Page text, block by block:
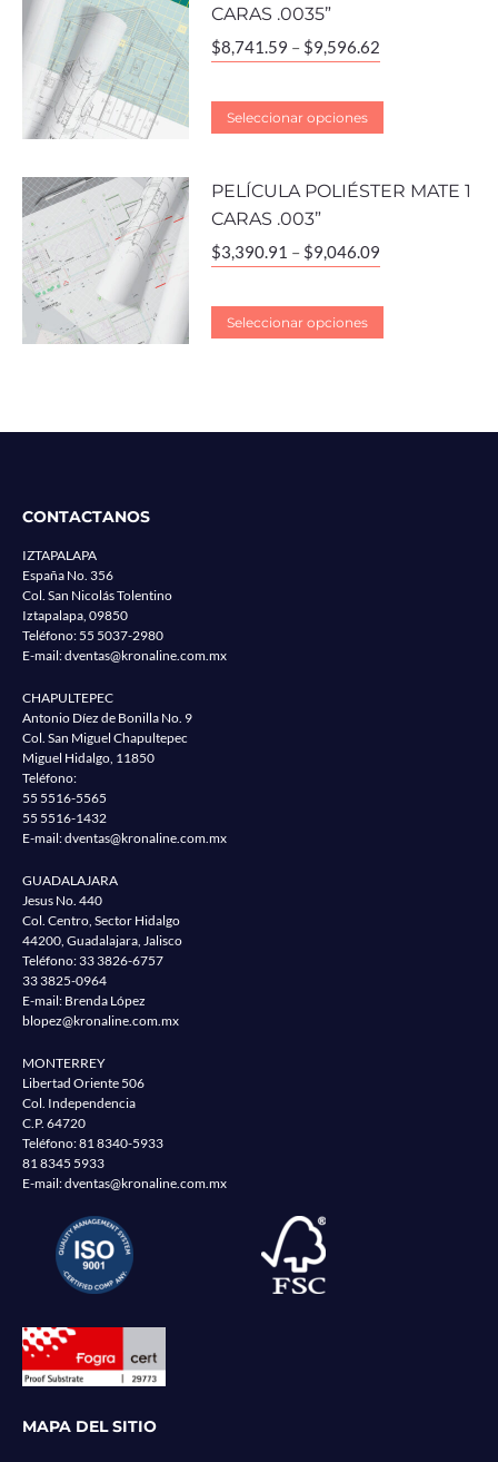
CARAS .0035”
$8,741.59 – $9,596.62
Seleccionar opciones
PELÍCULA POLIÉSTER MATE 1
CARAS .003”
$3,390.91 – $9,046.09
Seleccionar opciones
CONTACTANOS
IZTAPALAPA
España No. 356
Col. San Nicolás Tolentino
Iztapalapa, 09850
Teléfono:55 5037-2980
E-mail:dventas@kronaline.com.mx
CHAPULTEPEC
Antonio Díez de Bonilla No. 9
Col. San Miguel Chapultepec
Miguel Hidalgo, 11850
Teléfono:
55 5516-5565
55 5516-1432
E-mail:dventas@kronaline.com.mx
GUADALAJARA
Jesus No. 440
Col. Centro, Sector Hidalgo
44200, Guadalajara, Jalisco
Teléfono: 33 3826-6757
33 3825-0964
E-mail: Brenda López
blopez@kronaline.com.mx
MONTERREY
Libertad Oriente 506
Col. Independencia
C.P. 64720
Teléfono:81 8340-5933
81 8345 5933
E-mail:dventas@kronaline.com.mx
MAPA DEL SITIO